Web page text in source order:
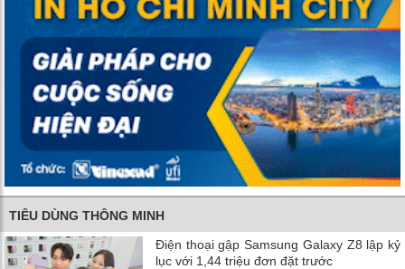
TIÊU DÙNG THÔNG MINH
Điện thoại gập Samsung Galaxy Z8 lập kỷ
lục với 1,44 triệu đơn đặt trước